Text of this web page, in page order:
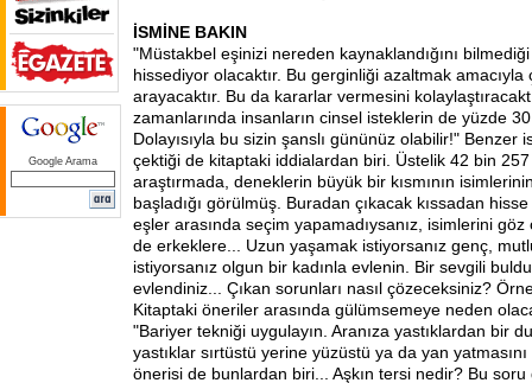
Google Arama
İSMİNE BAKIN
"Müstakbel eşinizi nereden kaynaklandığını
hissediyor olacaktır. Bu gerginliği azaltmak amacıyla
arayacaktır. Bu da kararlar vermesini
zamanlarında insanların cinsel isteklerin de yüzde
Dolayısıyla bu sizin şanslı gününüz olabilir!" Benzer
çektiği de kitaptaki iddialardan biri. Üstelik 42 bin
araştırmada, deneklerin büyük bir kısmının
başladığı görülmüş. Buradan çıkacak kıssadan
eşler arasında seçim yapamadıysanız, isimlerini
de erkeklere... Uzun yaşamak istiyorsanız genç,
istiyorsanız olgun bir kadınla evlenin. Bir sevgili
evlendiniz... Çıkan sorunları nasıl çözeceksiniz?
Kitaptaki öneriler arasında gülümsemeye neden
"Bariyer tekniği uygulayın. Aranıza yastıklardan bir
yastıklar sırtüstü yerine yüzüstü ya da yan
önerisi de bunlardan biri... Aşkın tersi nedir? Bu